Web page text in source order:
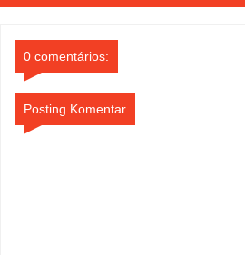
0 comentários:
Posting Komentar